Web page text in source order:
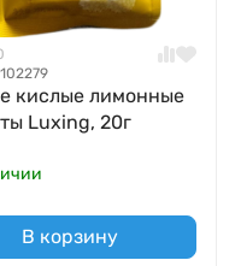
102279
кислые лимонные
Luxing, 20г
В корзину